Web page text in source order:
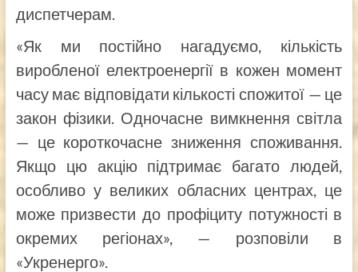
диспетчерам.
«Як ми постійно нагадуємо, кількість
виробленої електроенергії в кожен момент
часу має відповідати кількості спожитої — це
закон фізики. Одночасне вимкнення світла
— це короткочасне зниження споживання.
Якщо цю акцію підтримає багато людей,
особливо у великих обласних центрах, це
може призвести до профіциту потужності в
окремих регіонах», — розповіли в
«Укренерго».